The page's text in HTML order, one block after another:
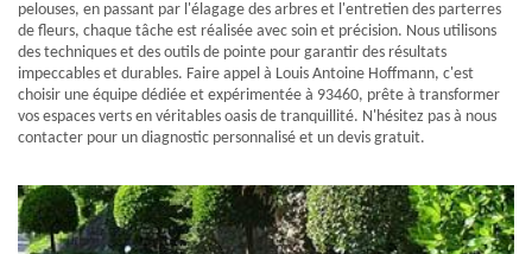
pelouses, en passant par l'élagage des arbres et l'entretien des parterres
de fleurs, chaque tâche est réalisée avec soin et précision. Nous utilisons
des techniques et des outils de pointe pour garantir des résultats
impeccables et durables. Faire appel à Louis Antoine Hoffmann, c'est
choisir une équipe dédiée et expérimentée à 93460, prête à transformer
vos espaces verts en véritables oasis de tranquillité. N'hésitez pas à nous
contacter pour un diagnostic personnalisé et un devis gratuit.